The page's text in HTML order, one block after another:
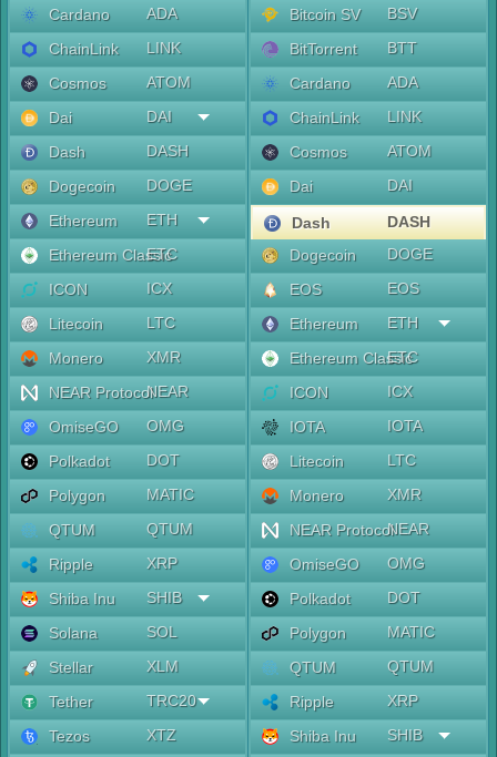
Cardano
ADA
ChainLink
LINK
Cosmos
ATOM
Dai
DAI
Dash
DASH
Dogecoin
DOGE
Ethereum
ETH
Ethereum Classic
ETC
ICON
ICX
Litecoin
LTC
Monero
XMR
NEAR ProtocolNEAR
OmiseGO
OMG
Polkadot
DOT
Polygon
MATIC
QTUM
QTUM
Ripple
XRP
Shiba Inu
SHIB
Solana
SOL
Stellar
XLM
Tether
TRC20
Tezos
XTZ
Bitcoin SV
BSV
BitTorrent
BTT
Cardano
ADA
ChainLink
LINK
Cosmos
ATOM
Dai
DAI
Dash
DASH
Dogecoin
DOGE
EOS
EOS
Ethereum
ETH
Ethereum Classic
ETC
ICON
ICX
IOTA
IOTA
Litecoin
LTC
Monero
XMR
NEAR ProtocolNEAR
OmiseGO
OMG
Polkadot
DOT
Polygon
MATIC
QTUM
QTUM
Ripple
XRP
Shiba Inu
SHIB